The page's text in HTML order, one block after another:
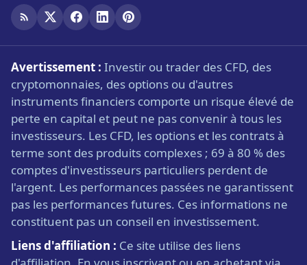
Avertissement : Investir ou trader des CFD, des
cryptomonnaies, des options ou d'autres
instruments financiers comporte un risque élevé de
perte en capital et peut ne pas convenir à tous les
investisseurs. Les CFD, les options et les contrats à
terme sont des produits complexes ; 69 à 80 % des
comptes d'investisseurs particuliers perdent de
l'argent. Les performances passées ne garantissent
pas les performances futures. Ces informations ne
constituent pas un conseil en investissement.
Liens d'affiliation : Ce site utilise des liens